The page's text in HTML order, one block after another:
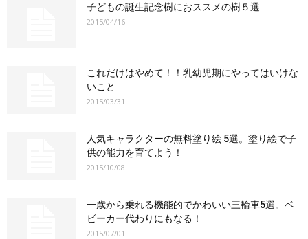
子どもの誕生記念樹におススメの樹５選
2015/04/16
これだけはやめて！！乳幼児期にやってはいけな
いこと
2015/03/31
人気キャラクターの無料塗り絵 5選。塗り絵で子
供の能力を育てよう！
2015/10/08
一歳から乗れる機能的でかわいい三輪車5選。ベ
ビーカー代わりにもなる！
2015/07/01